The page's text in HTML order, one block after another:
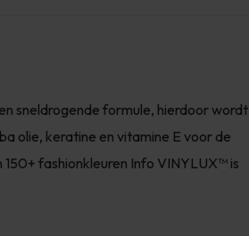
sneldrogende formule, hierdoor wordt
olie, keratine en vitamine E voor de
fashionkleuren Info VINYLUX™ is